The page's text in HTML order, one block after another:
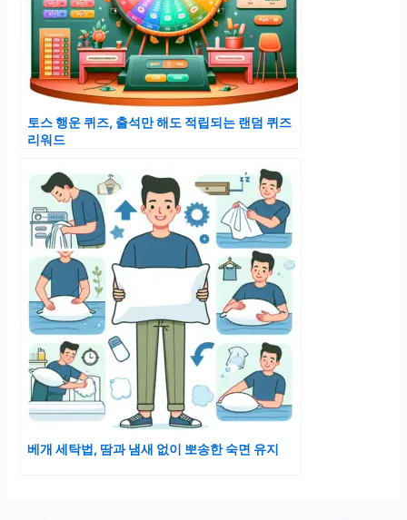
토스 행운 퀴즈, 출석만 해도 적립되는 랜덤 퀴즈
리워드
베개 세탁법, 땀과 냄새 없이 뽀송한 숙면 유지